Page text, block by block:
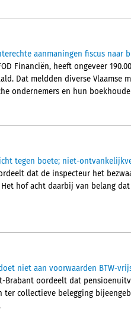
aanmaningen fiscus naar
Financiën, heeft ongeveer
Dat meldden diverse Vlaamse
ondernemers en hun
tegen boete; niet-
dat de inspecteur het
hof acht daarbij van belang
niet aan voorwaarden BTW-
Brabant oordeelt dat
ter collectieve belegging